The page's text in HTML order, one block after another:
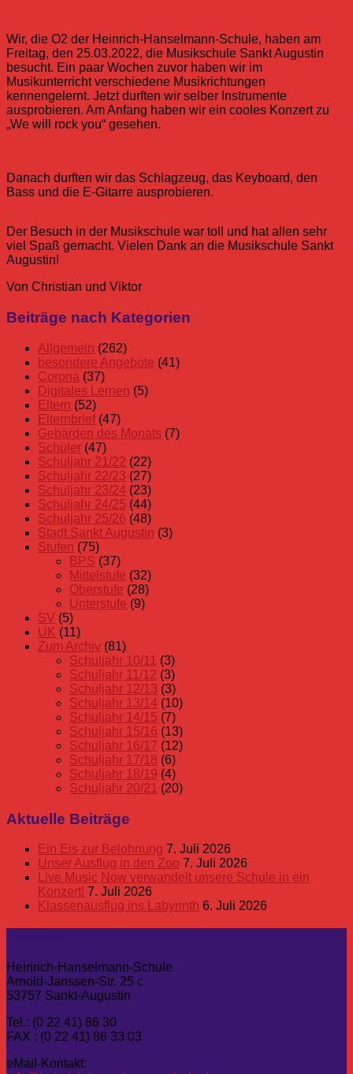
Wir, die O2 der Heinrich-Hanselmann-Schule, haben am
Freitag, den 25.03.2022, die Musikschule Sankt Augustin
besucht. Ein paar Wochen zuvor haben wir im
Musikunterricht verschiedene Musikrichtungen
kennengelernt. Jetzt durften wir selber Instrumente
ausprobieren. Am Anfang haben wir ein cooles Konzert zu
„We will rock you“ gesehen.
Danach durften wir das Schlagzeug, das Keyboard, den
Bass und die E-Gitarre ausprobieren.
Der Besuch in der Musikschule war toll und hat allen sehr
viel Spaß gemacht. Vielen Dank an die Musikschule Sankt
Augustin!
Von Christian und Viktor
Allgemein
Oberstufe
Schüler
Schuljahr
Stufen
MusikMusikschule O2OberstufeSankt
Augustin
Beiträge nach Kategorien
Allgemein (262)
besondere Angebote (41)
Corona (37)
Digitales Lernen (5)
Eltern (52)
Elternbrief(47)
Gebärden des Monats (7)
Schüler (47)
Schuljahr 21/22 (22)
Schuljahr 22/23 (27)
Schuljahr 23/24 (23)
Schuljahr 24/25 (44)
Schuljahr 25/26 (48)
Stadt Sankt Augustin (3)
Stufen (75)
BPS (37)
Mittelstufe (32)
Oberstufe (28)
Unterstufe (9)
SV (5)
UK (11)
Zum Archiv (81)
Schuljahr 10/11 (3)
Schuljahr 11/12 (3)
Schuljahr 12/13 (3)
Schuljahr 13/14 (10)
Schuljahr 14/15 (7)
Schuljahr 15/16 (13)
Schuljahr 16/17 (12)
Schuljahr 17/18 (6)
Schuljahr 18/19 (4)
Schuljahr 20/21 (20)
Aktuelle Beiträge
Ein Eis zur Belohnung 7. Juli 2026
Unser Ausflug in den Zoo 7. Juli 2026
Live Music Now verwandelt unsere Schule in ein
Konzert! 7. Juli 2026
Klassenausflug ins Labyrinth 6. Juli 2026
Heinrich-Hanselmann-Schule
Arnold-Janssen-Str. 25 c
53757 Sankt-Augustin
Tel.: (0 22 41) 86 30
FAX : (0 22 41) 86 33 03
eMail-Kontakt: